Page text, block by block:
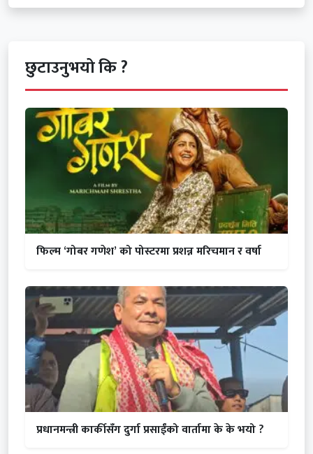
छुटाउनुभयो कि ?
फिल्म ‘गोबर गणेश’ को पोस्टरमा प्रशन्न मरिचमान र वर्षा
प्रधानमन्त्री कार्कीसँग दुर्गा प्रसाईंको वार्तामा के के भयो ?